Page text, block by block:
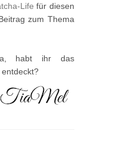
Life für diesen
zum Thema
habt ihr das